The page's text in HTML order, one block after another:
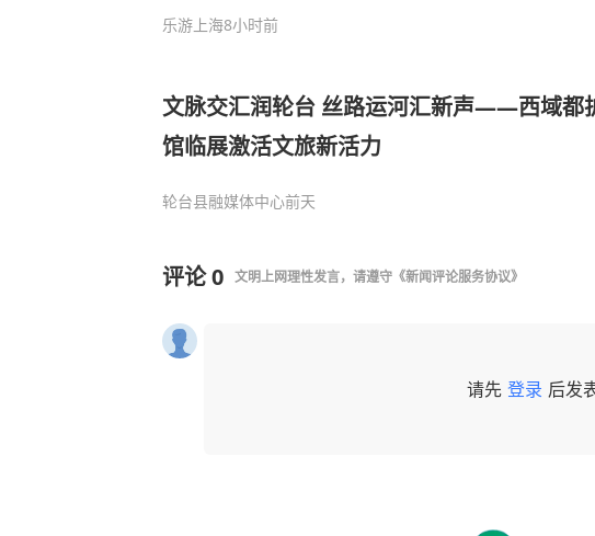
乐游上海8小时前
文脉交汇润轮台 丝路运河汇新声——西域都
馆临展激活文旅新活力
轮台县融媒体中心前天
评论0 文明上网理性发言，请遵守 《新闻评论服务协议》
请先 登录 后发